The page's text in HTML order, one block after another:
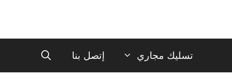
تسليك مجاري إتصل بنا